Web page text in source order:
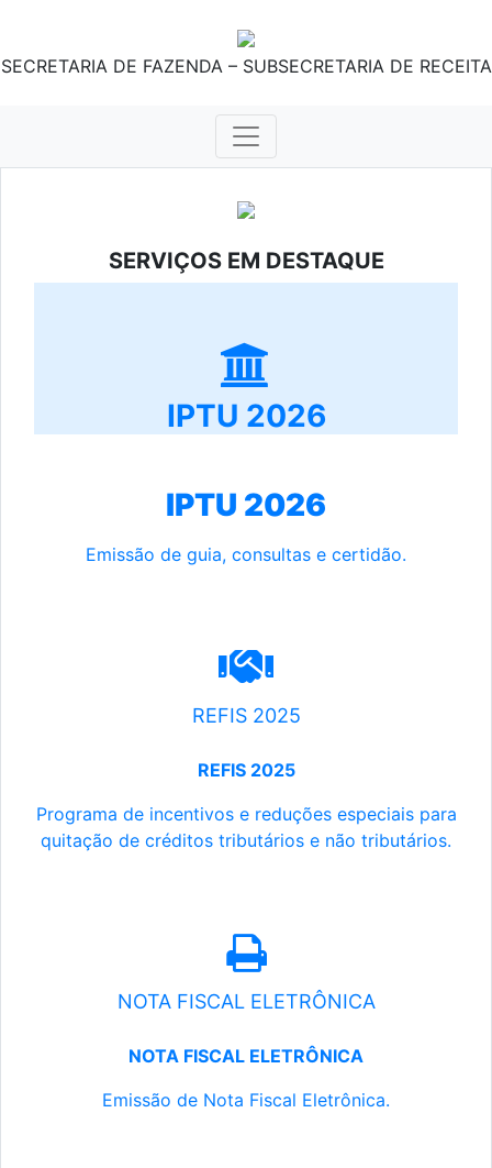
SECRETARIA DE FAZENDA – SUBSECRETARIA DE RECEITA
SERVIÇOS EM DESTAQUE
IPTU 2026
IPTU 2026
Emissão de guia, consultas e certidão.
REFIS 2025
REFIS 2025
Programa de incentivos e reduções especiais para
quitação de créditos tributários e não tributários.
NOTA FISCAL ELETRÔNICA
NOTA FISCAL ELETRÔNICA
Emissão de Nota Fiscal Eletrônica.